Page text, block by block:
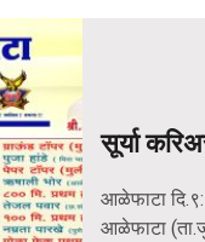
सूर्या
आळेफाटा
आळेफाटा